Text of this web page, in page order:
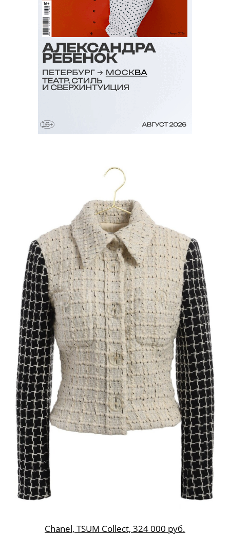
Chanel, TSUM Collect, 324 000 руб.